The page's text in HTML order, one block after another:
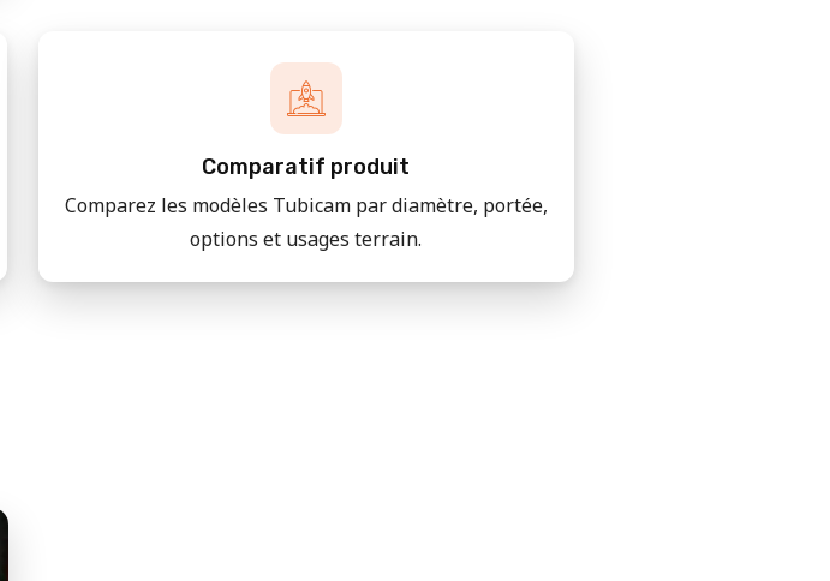
Comparatif produit
Comparez les modèles Tubicam par diamètre, portée,
options et usages terrain.